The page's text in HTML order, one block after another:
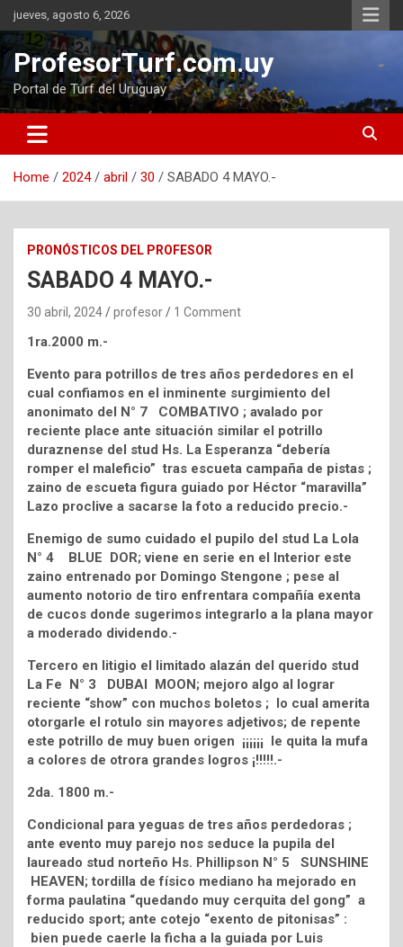
Skip
to
content
jueves, agosto 6, 2026
ProfesorTurf.com.uy
Portal de Turf del Uruguay
Home 2024 abril 30 SABADO 4 MAYO.-
PRONÓSTICOS DEL PROFESOR
SABADO 4 MAYO.-
30 abril, 2024 profesor 1 Comment
1ra.2000 m.-
Evento para potrillos de tres años perdedores en el
cual confiamos en el inminente surgimiento del
anonimato del N° 7 COMBATIVO ; avalado por
reciente place ante situación similar el potrillo
duraznense del stud Hs. La Esperanza “debería
romper el maleficio” tras escueta campaña de pistas ;
zaino de escueta figura guiado por Héctor “maravilla”
Lazo proclive a sacarse la foto a reducido precio.-
Enemigo de sumo cuidado el pupilo del stud La Lola
N° 4 BLUE DOR; viene en serie en el Interior este
zaino entrenado por Domingo Stengone ; pese al
aumento notorio de tiro enfrentara compañía exenta
de cucos donde sugerimos integrarlo a la plana mayor
a moderado dividendo.-
Tercero en litigio el limitado alazán del querido stud
La Fe N° 3 DUBAI MOON; mejoro algo al lograr
reciente “show” con muchos boletos ; lo cual amerita
otorgarle el rotulo sin mayores adjetivos; de repente
este potrillo de muy buen origen ¡¡¡¡¡¡ le quita la mufa
a colores de otrora grandes logros ¡!!!!!.-
2da. 1800 m.-
Condicional para yeguas de tres años perdedoras ;
ante evento muy parejo nos seduce la pupila del
laureado stud norteño Hs. Phillipson N° 5 SUNSHINE
HEAVEN; tordilla de físico mediano ha mejorado en
forma paulatina “quedando muy cerquita del gong” a
reducido sport; ante cotejo “exento de pitonisas” :
bien puede caerle la ficha a la guiada por Luis